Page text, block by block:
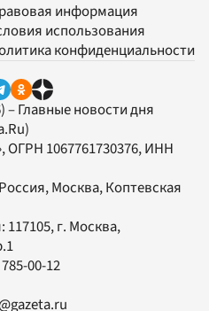
информация
использования
конфиденциальности
– Главные новости дня
, ОГРН 1067761730376, ИНН
Москва, Коптевская
117105, г. Москва,
00-12